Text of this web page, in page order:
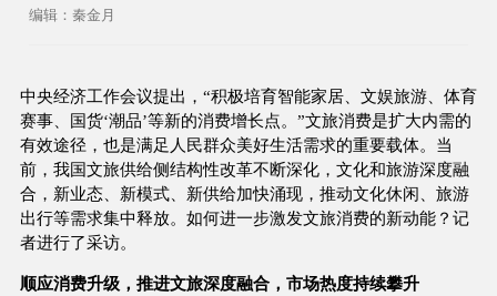
编辑：秦金月
中央经济工作会议提出，“积极培育智能家居、文娱旅游、体育
赛事、国货‘潮品’等新的消费增长点。”文旅消费是扩大内需的
有效途径，也是满足人民群众美好生活需求的重要载体。当
前，我国文旅供给侧结构性改革不断深化，文化和旅游深度融
合，新业态、新模式、新供给加快涌现，推动文化休闲、旅游
出行等需求集中释放。如何进一步激发文旅消费的新动能？记
者进行了采访。
顺应消费升级，推进文旅深度融合，市场热度持续攀升